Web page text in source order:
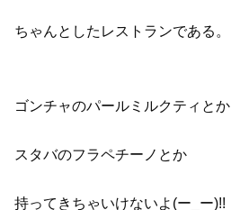
ちゃんとしたレストランである。
ゴンチャのパールミルクティとか
スタバのフラペチーノとか
持ってきちゃいけないよ(ー_ー)!!